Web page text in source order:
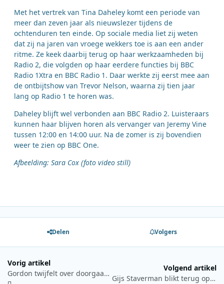
Met het vertrek van Tina Daheley komt een periode van
meer dan zeven jaar als nieuwslezer tijdens de
ochtenduren ten einde. Op sociale media liet zij weten
dat zij na jaren van vroege wekkers toe is aan een ander
ritme. Ze keek daarbij terug op haar werkzaamheden bij
Radio 2, die volgden op haar eerdere functies bij BBC
Radio 1Xtra en BBC Radio 1. Daar werkte zij eerst mee aan
de ontbijtshow van Trevor Nelson, waarna zij tien jaar
lang op Radio 1 te horen was.
Daheley blijft wel verbonden aan BBC Radio 2. Luisteraars
kunnen haar blijven horen als vervanger van Jeremy Vine
tussen 12:00 en 14:00 uur. Na de zomer is zij bovendien
weer te zien op BBC One.
Afbeelding: Sara Cox (foto video still)
Delen Volgers
Vorig artikel
Gordon twijfelt over doorgaan met ochtendshow Radio 10 door zware belasting
Volgend artikel
Gijs Staverman blikt terug op de 80s en 90s in nieuwe podcast Wat een tijd!